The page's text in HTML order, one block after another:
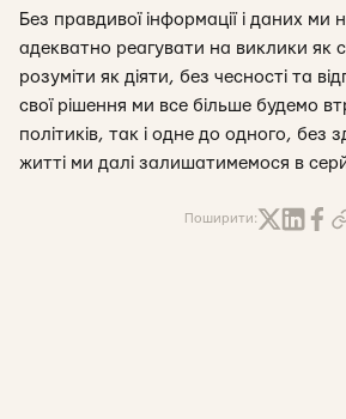
Без правдивої інформації і даних ми
адекватно реагувати на виклики як
розуміти як діяти, без чесності та
свої рішення ми все більше будемо
політиків, так і одне до одного, без
житті ми далі залишатимемося в
Поширити: